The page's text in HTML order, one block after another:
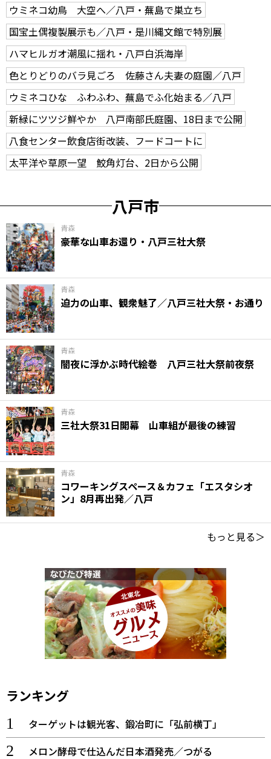
ウミネコ幼鳥 大空へ／八戸・蕪島で巣立ち
国宝土偶複製展示も／八戸・是川縄文館で特別展
ハマヒルガオ潮風に揺れ・八戸白浜海岸
色とりどりのバラ見ごろ 佐藤さん夫妻の庭園／八戸
ウミネコひな ふわふわ、蕪島でふ化始まる／八戸
新緑にツツジ鮮やか 八戸南部氏庭園、18日まで公開
八食センター飲食店街改装、フードコートに
太平洋や草原一望 鮫角灯台、2日から公開
八戸市
青森
豪華な山車お還り・八戸三社大祭
青森
迫力の山車、観衆魅了／八戸三社大祭・お通り
青森
闇夜に浮かぶ時代絵巻 八戸三社大祭前夜祭
青森
三社大祭31日開幕 山車組が最後の練習
青森
コワーキングスペース＆カフェ「エスタシオ
ン」8月再出発／八戸
もっと見る＞
ランキング
ターゲットは観光客、鍛冶町に「弘前横丁」
メロン酵母で仕込んだ日本酒発売／つがる